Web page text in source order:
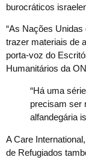
burocráticos
“As Nações
trazer materiais de
porta-voz do
Humanitários da
“Há uma
precisam ser
alfandegária
A Care
de Refugiados